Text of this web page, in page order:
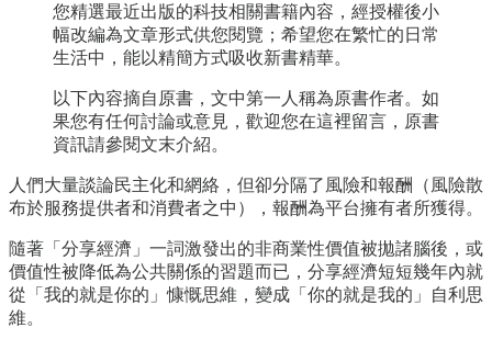
您精選最近出版的科技相關書籍內容，經授權後小
幅改編為文章形式供您閱覽；希望您在繁忙的日常
生活中，能以精簡方式吸收新書精華。
以下內容摘自原書，文中第一人稱為原書作者。如
果您有任何討論或意見，歡迎您在這裡留言，原書
資訊請參閱文末介紹。
人們大量談論民主化和網絡，但卻分隔了風險和報酬（風險散
布於服務提供者和消費者之中），報酬為平台擁有者所獲得。
隨著「分享經濟」一詞激發出的非商業性價值被拋諸腦後，或
價值性被降低為公共關係的習題而已，分享經濟短短幾年內就
從「我的就是你的」慷慨思維，變成「你的就是我的」自利思
維。